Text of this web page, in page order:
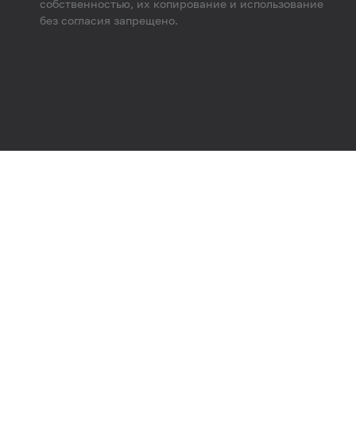
собственностью, их копирование и использование
без согласия запрещено.